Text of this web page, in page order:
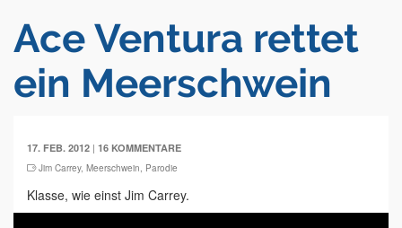
Ace Ventura rettet
ein Meerschwein
17. FEB. 2012 | 16 KOMMENTARE
Jim Carrey, Meerschwein, Parodie
Klasse, wie einst Jim Carrey.